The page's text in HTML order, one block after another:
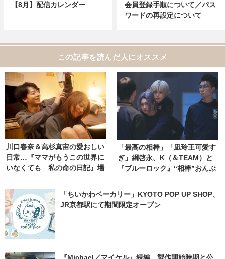
【8月】配信カレンダー
会員登録手順について／パス
ワードの再設定について
この記事を読んだ人にオススメ
川口春奈＆高杉真宙の愛おしい
日常…『ママがもうこの世界に
いなくても 私の命の日記』場
nemacafe.net
「最高の相棒」「凪玲王可愛す
ぎ」綱啓永、K（＆TEAM）と
『ブルーロック』“相棒”おんぶ
「ちいかわベーカリー」KYOTO POP UP SHOP、
JR京都駅にて期間限定オープン
『Michael／マイケル』続編、製作開始時期と公